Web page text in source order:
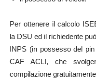
Per ottenere il calcolo
la DSU ed il richiedente
INPS (in possesso del
CAF ACLI, che
compilazione